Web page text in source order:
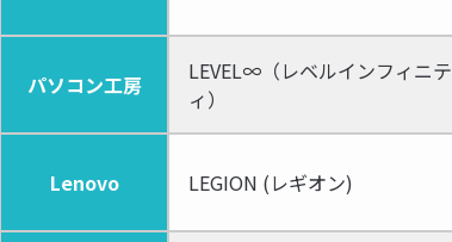
パソコン工房
LEVEL∞（レベルインフィニテ
ィ）
Lenovo LEGION (レギオン)